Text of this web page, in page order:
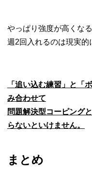
やっぱり強度が高くな
週2回入れるのは現実的
「追い込む練習」と「
み合わせて
問題解決型コーピング
らないといけません。
まとめ